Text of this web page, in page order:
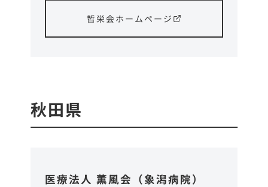
哲栄会ホームページ
秋田県
医療法人 薫風会（象潟病院）